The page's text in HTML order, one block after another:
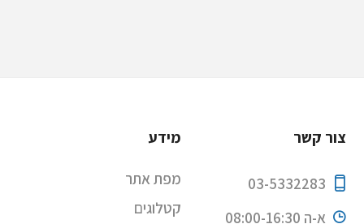
צור קשר
03-5332283
א-ה 08:00-16:30
מידע
מפת אתר
קטלוגים